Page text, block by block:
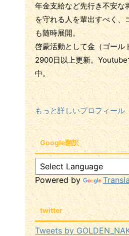
年金支給など先行き不安な
を守れる人を輩出すべく、
も随時展開。
啓蒙活動として金（ゴール
2900日以上更新。
中。
もっと詳しいプロフィール
Google翻訳
Powered by
twitter
Tweets by